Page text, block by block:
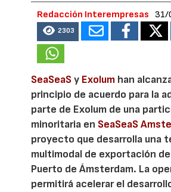
Redacción Interempresas 31/
2303
SeaSeaSy Exolum han
principio de acuerdo para la
parte de Exolum de una
minoritaria en SeaSeaS
proyecto que desarrolla una
multimodal de exportación de
Puerto de Ámsterdam. La
permitirá acelerar el